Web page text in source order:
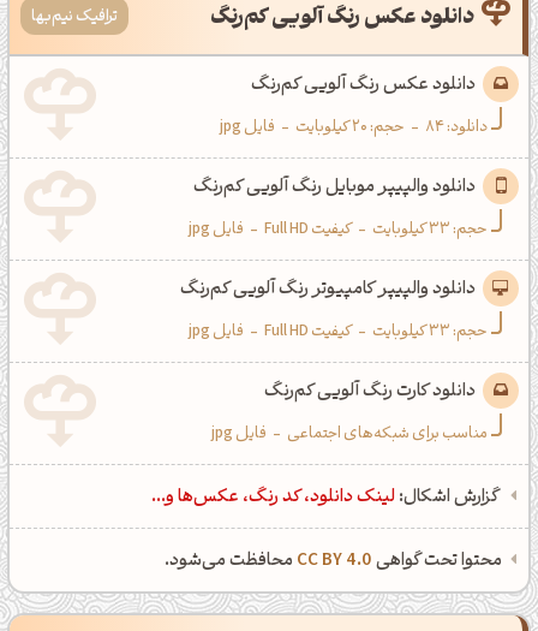
دانلود عکس رنگ آلویی کم‌رنگ ترافیک نیم‌بها
دانلود عکس رنگ آلویی کم‌رنگ
دانلود:84
- حجم: 20 کیلوبایت - فایل jpg
دانلود والپیپر موبایل رنگ آلویی کم‌رنگ
حجم: 33 کیلوبایت - کیفیت Full HD - فایل jpg
دانلود والپیپر کامپیوتر رنگ آلویی کم‌رنگ
حجم: 33 کیلوبایت - کیفیت Full HD - فایل jpg
دانلود کارت رنگ آلویی کم‌رنگ
مناسب برای شبکه‌های اجتماعی - فایل jpg
گزارش اشکال: لینک دانلود، کد رنگ، عکس‌ها و...
محتوا تحت گواهیCC BY 4.0 محافظت می‌شود.